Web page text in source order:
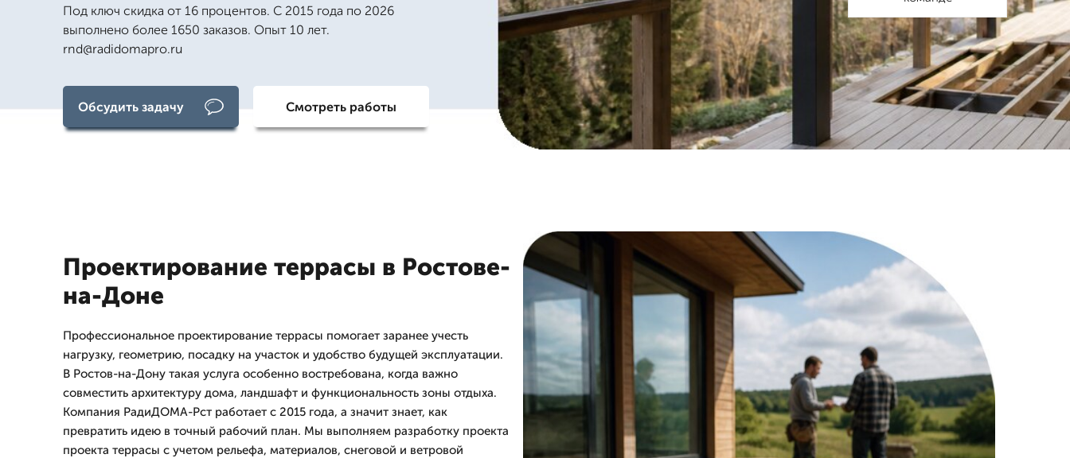
Под ключ скидка от 16 процентов. С 2015 года по 2026
выполнено более 1650 заказов. Опыт 10 лет.
rnd@radidomapro.ru
Обсудить задачу Смотреть работы
Проектирование террасы в Ростове-
на-Доне
Профессиональное проектирование террасы помогает заранее учесть
нагрузку, геометрию, посадку на участок и удобство будущей эксплуатации.
В Ростов-на-Дону такая услуга особенно востребована, когда важно
совместить архитектуру дома, ландшафт и функциональность зоны отдыха.
Компания РадиДОМА-Рст работает с 2015 года, а значит знает, как
превратить идею в точный рабочий план. Мы выполняем разработку проекта
проекта террасы с учетом рельефа, материалов, снеговой и ветровой